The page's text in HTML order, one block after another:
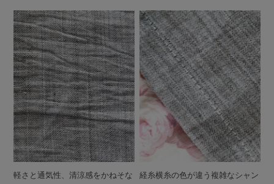
軽さと通気性、清涼感をかねそな
経糸横糸の色が違う複雑なシャン